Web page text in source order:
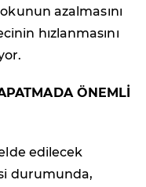
azalmasını
hızlanmasını
ÖNEMLİ
edilecek
durumunda,